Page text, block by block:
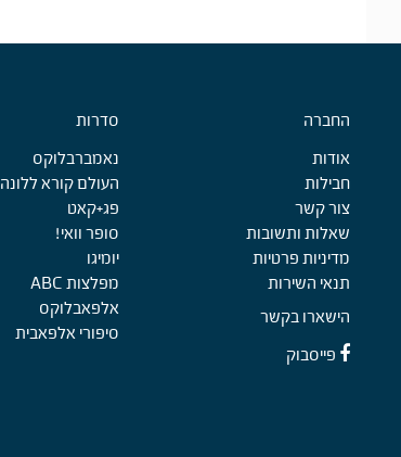
bo
ts
ail
Footer
החברה
אודות
חבילות
צור קשר
שאלות ותשובות
מדיניות פרטיות
תנאי השירות
הישארו בקשר
פייסבוק
סדרות
נאמברבלוקס
העולם קורא ללונה
פג+קאט
סופר וואי!
יומיגו
מפלצות ABC
אלפאבלוקס
סיפורי אלפאבית